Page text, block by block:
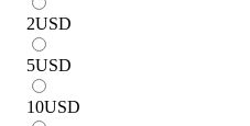
2USD
5USD
10USD